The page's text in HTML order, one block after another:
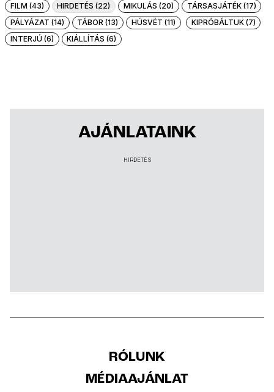
FILM (43)
HIRDETÉS (22) MIKULÁS (20)
TÁRSASJÁTÉK (17)
PÁLYÁZAT (14)
TÁBOR (13) HÚSVÉT (11)
KIPRÓBÁLTUK (7)
INTERJÚ (6)
KIÁLLÍTÁS (6)
AJÁNLATAINK
HIRDETÉS
RÓLUNK
MÉDIAAJÁNLAT